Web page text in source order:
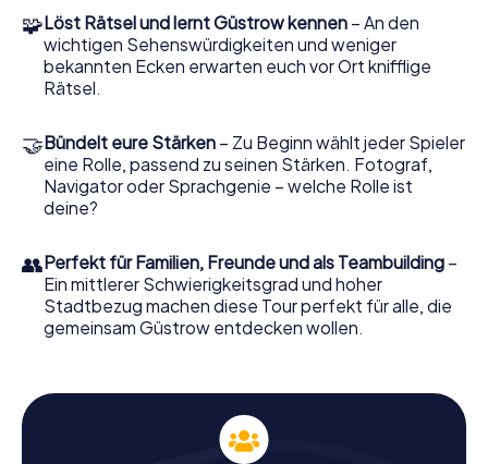
Güstrow, bekannt für seine beeindruckenden Bauwerke
wie dasSchloss Güstrowund denGüstrower Dom, bietet
die perfekte Kulisse für eine spannende Schnitzeljagd.
diesen Sehenswürdigkeiten vorbeikommen, sondern
auch an derPfarrkirche St. Marienund der
Gertrudenkapelle. Die Aufgaben sind so gestaltet, dass
du dein Wissen über die Stadt erweiterst und gleichzeitig
Anekdoten erfährst – die Stadtrallye Güstrow
wird dich
begeistern.
spannende Anekdoten kennen,
beispielsweise rund um die Entstehung
🧩Löst Rätsel und lernt Güstrow kennen – An den
wichtigen Sehenswürdigkeiten und weniger
bekannten Ecken erwarten euch vor Ort knifflige
Rätsel.
🤝Bündelt eure Stärken – Zu Beginn wählt jeder Spieler
eine Rolle, passend zu seinen Stärken. Fotograf,
Navigator oder Sprachgenie – welche Rolle ist
deine?
👥Perfekt für Familien, Freunde und als Teambuilding –
Ein mittlerer Schwierigkeitsgrad und hoher
Stadtbezug machen diese Tour perfekt für alle, die
gemeinsam Güstrow entdecken wollen.